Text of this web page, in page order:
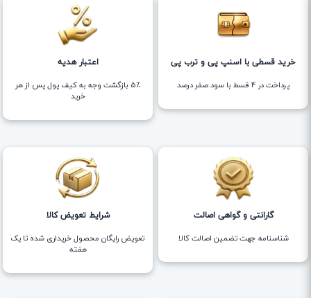
خرید قسطی با اسنپ پی و ترب پی
پرداخت در 4 قسط با سود صفر درصد
اعتبار هدیه
5٪ بازگشت وجه به کیف پول پس از هر
خرید
گارانتی و گواهی اصالت
شناسنامه جهت تضمین اصالت کالا
شرایط تعویض کالا
تعویض رایگان محصول خریداری شده تا یک
هفته